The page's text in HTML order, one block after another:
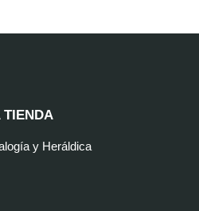
TIENDA
y Heráldica